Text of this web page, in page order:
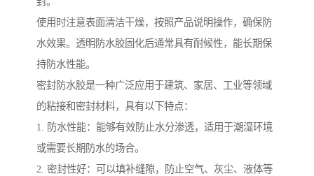
使用时注意表面清洁干燥，按照产品说明操作，确保防
水效果。透明防水胶固化后通常具有耐候性，能长期保
持防水性能。
密封防水胶是一种广泛应用于建筑、家居、工业等领域
的粘接和密封材料，具有以下特点：
1. 防水性能：能够有效防止水分渗透，适用于潮湿环境
或需要长期防水的场合。
2. 密封性好：可以填补缝隙，防止空气、灰尘、液体等